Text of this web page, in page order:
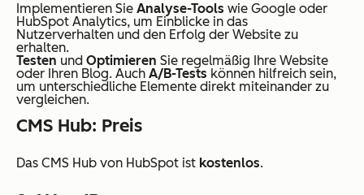
Implementieren Sie Analyse-Tools wie Google oder
HubSpot Analytics, um Einblicke in das
Nutzerverhalten und den Erfolg der Website zu
erhalten.
Testen und Optimieren Sie regelmäßig Ihre Website
oder Ihren Blog. Auch A/B-Tests können hilfreich sein,
um unterschiedliche Elemente direkt miteinander zu
vergleichen.
CMS Hub: Preis
Das CMS Hub von HubSpot ist kostenlos.